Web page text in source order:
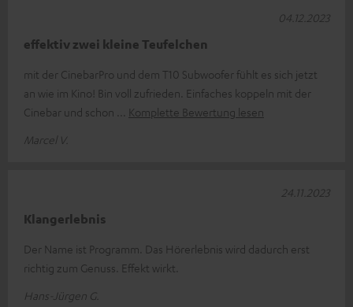
effektiv zwei kleine Teufelchen
mit der CinebarPro und dem T10 Subwoofer fühlt es sich jetzt
an wie im Kino! Bin voll zufrieden. Einfaches koppeln mit der
Cinebar und schon
Komplette Bewertung lesen
Marcel V.
04.12.2023
Klangerlebnis
Der Name ist Programm. Das Hörerlebnis wird dadurch erst
richtig zum Genuss. Effekt wirkt.
Hans-Jürgen G.
24.11.2023